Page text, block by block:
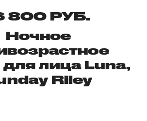
800 РУБ.
Ночное
лица Luna,
Riley